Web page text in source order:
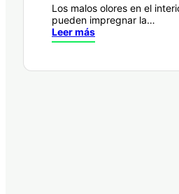
Los malos olores en el
pueden impregnar la…
Leer más